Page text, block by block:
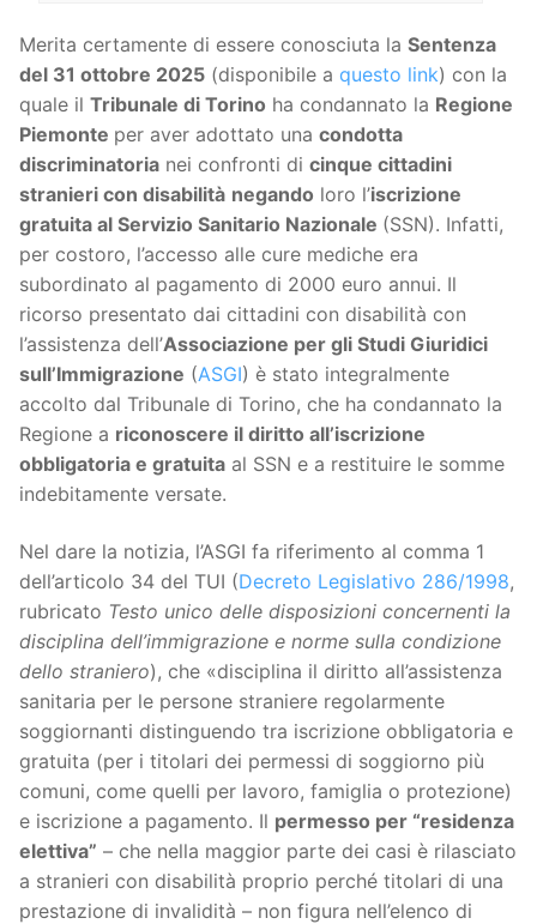
Merita certamente di essere conosciuta la Sentenza
del 31 ottobre 2025 (disponibile a questo link) con la
quale il Tribunale di Torino ha condannato la Regione
Piemonte per aver adottato una condotta
discriminatoria nei confronti di cinque cittadini
stranieri con disabilità negando loro l’iscrizione
gratuita al Servizio Sanitario Nazionale (SSN). Infatti,
per costoro, l’accesso alle cure mediche era
subordinato al pagamento di 2000 euro annui. Il
ricorso presentato dai cittadini con disabilità con
l’assistenza dell’Associazione per gli Studi Giuridici
sull’Immigrazione (ASGI) è stato integralmente
accolto dal Tribunale di Torino, che ha condannato la
Regione a riconoscere il diritto all’iscrizione
obbligatoria e gratuita al SSN e a restituire le somme
indebitamente versate.
Nel dare la notizia, l’ASGI fa riferimento al comma 1
dell’articolo 34 del TUI (Decreto Legislativo 286/1998,
rubricato Testo unico delle disposizioni concernenti la
disciplina dell’immigrazione e norme sulla condizione
dello straniero), che «disciplina il diritto all’assistenza
sanitaria per le persone straniere regolarmente
soggiornanti distinguendo tra iscrizione obbligatoria e
gratuita (per i titolari dei permessi di soggiorno più
comuni, come quelli per lavoro, famiglia o protezione)
e iscrizione a pagamento. Il permesso per “residenza
elettiva” – che nella maggior parte dei casi è rilasciato
a stranieri con disabilità proprio perché titolari di una
prestazione di invalidità – non figura nell’elenco di